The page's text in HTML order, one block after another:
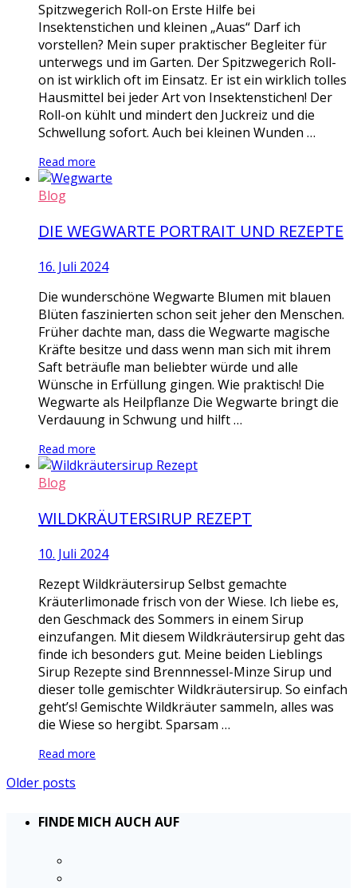
Spitzwegerich Roll-on Erste Hilfe bei
Insektenstichen und kleinen „Auas“ Darf ich
vorstellen? Mein super praktischer Begleiter für
unterwegs und im Garten. Der Spitzwegerich Roll-
on ist wirklich oft im Einsatz. Er ist ein wirklich tolles
Hausmittel bei jeder Art von Insektenstichen! Der
Roll-on kühlt und mindert den Juckreiz und die
Schwellung sofort. Auch bei kleinen Wunden …
Read more
Blog
DIE WEGWARTE PORTRAIT UND REZEPTE
16. Juli 2024
Die wunderschöne Wegwarte Blumen mit blauen
Blüten faszinierten schon seit jeher den Menschen.
Früher dachte man, dass die Wegwarte magische
Kräfte besitze und dass wenn man sich mit ihrem
Saft beträufle man beliebter würde und alle
Wünsche in Erfüllung gingen. Wie praktisch! Die
Wegwarte als Heilpflanze Die Wegwarte bringt die
Verdauung in Schwung und hilft …
Read more
Blog
WILDKRÄUTERSIRUP REZEPT
10. Juli 2024
Rezept Wildkräutersirup Selbst gemachte
Kräuterlimonade frisch von der Wiese. Ich liebe es,
den Geschmack des Sommers in einem Sirup
einzufangen. Mit diesem Wildkräutersirup geht das
finde ich besonders gut. Meine beiden Lieblings
Sirup Rezepte sind Brennnessel-Minze Sirup und
dieser tolle gemischter Wildkräutersirup. So einfach
geht’s! Gemischte Wildkräuter sammeln, alles was
die Wiese so hergibt. Sparsam …
Read more
Older posts
FINDE MICH AUCH AUF